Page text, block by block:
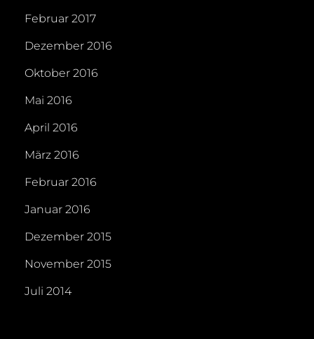
Februar 2017
Dezember 2016
Oktober 2016
Mai 2016
April 2016
März 2016
Februar 2016
Januar 2016
Dezember 2015
November 2015
Juli 2014